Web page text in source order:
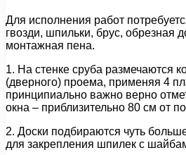
Для исполнения работ
гвозди, шпильки, брус, обрезная
монтажная пена.
1. На стенке сруба размечаются
(дверного) проема, применяя 4
принципиально важно верно
окна – приблизительно 80 см от
2. Доски подбираются чуть
для закрепления шпилек с